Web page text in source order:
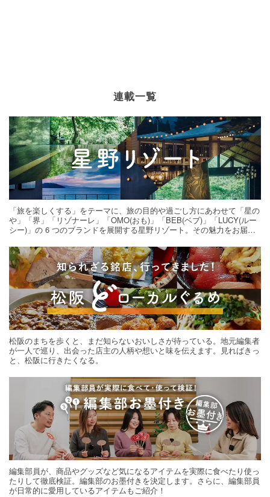
連載一覧
「旅を楽しくする」をテーマに、旅の目的や過ごし方にあわせて「星の
や」「界」「リゾナーレ」「OMO(おも)」「BEB(ベブ)」「LUCY(ルー
シー)」の 6 つのブランドを展開する星野リゾート。その魅力をお届け
松阪のまちを歩くと、まだ知らないおいしさが待っている。地元編集者
が一人で巡り、出会った店主の人柄や想いと味を伝えます。見ればきっ
と、松阪に行きたくなる。
編集部員が、商品やグッズなど気になるアイテムを実際に食べたり使っ
たりして徹底検証。編集部のお墨付きを決定します。さらに、編集部員
が日常的に愛用しているアイテムもご紹介！